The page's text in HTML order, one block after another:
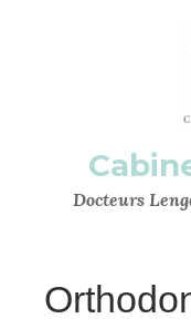
Docteurs